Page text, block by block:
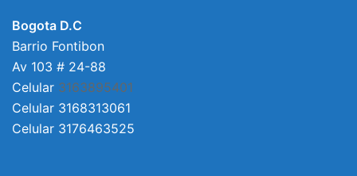
Bogota D.C
Barrio Fontibon
Av 103 # 24-88
Celular 3163895401
Celular 3168313061
Celular 3176463525